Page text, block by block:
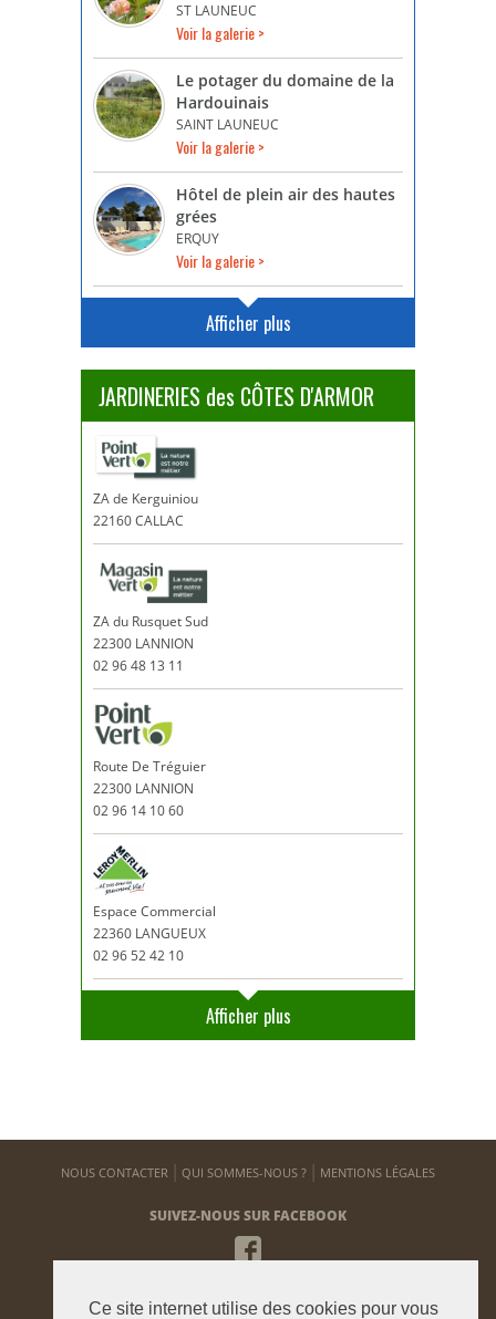
Ce site internet utilise des cookies pour vous
ST LAUNEUC
Voir la galerie >
Le potager du domaine de la
Hardouinais
SAINT LAUNEUC
Voir la galerie >
Hôtel de plein air des hautes
grées
ERQUY
Voir la galerie >
Afficher plus
JARDINERIES des CÔTES D'ARMOR
ZA de Kerguiniou
22160 CALLAC
ZA du Rusquet Sud
22300 LANNION
02 96 48 13 11
Route De Tréguier
22300 LANNION
02 96 14 10 60
Espace Commercial
22360 LANGUEUX
02 96 52 42 10
Afficher plus
NOUS CONTACTER QUI SOMMES-NOUS ? MENTIONS LÉGALES
SUIVEZ-NOUS SUR FACEBOOK
NEWSLETTER